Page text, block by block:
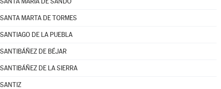
SANTA MARTA DE TORMES
SANTIAGO DE LA PUEBLA
SANTIBÁÑEZ DE BÉJAR
SANTIBÁÑEZ DE LA SIERRA
SANTIZ